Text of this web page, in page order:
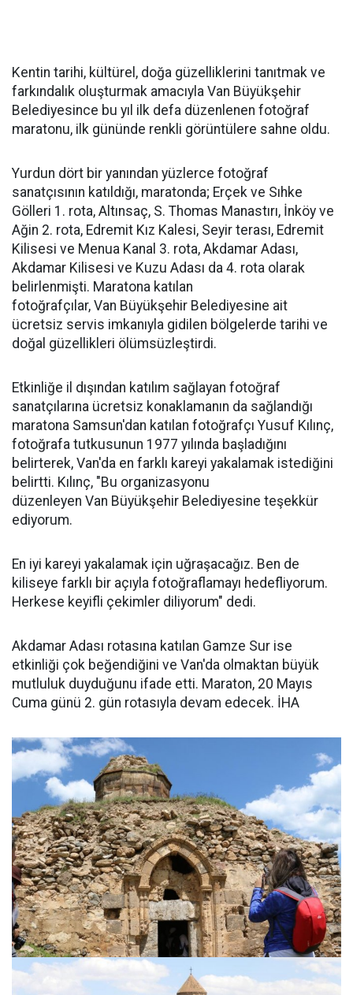
Kentin tarihi, kültürel, doğa güzelliklerini tanıtmak ve
farkındalık oluşturmak amacıyla Van Büyükşehir
Belediyesince bu yıl ilk defa düzenlenen fotoğraf
maratonu, ilk gününde renkli görüntülere sahne oldu.
Yurdun dört bir yanından yüzlerce fotoğraf
sanatçısının katıldığı, maratonda; Erçek ve Sıhke
Gölleri 1. rota, Altınsaç, S. Thomas Manastırı, İnköy ve
Ağin 2. rota, Edremit Kız Kalesi, Seyir terası, Edremit
Kilisesi ve Menua Kanal 3. rota, Akdamar Adası,
Akdamar Kilisesi ve Kuzu Adası da 4. rota olarak
belirlenmişti. Maratona katılan
fotoğrafçılar, Van Büyükşehir Belediyesine ait
ücretsiz servis imkanıyla gidilen bölgelerde tarihi ve
doğal güzellikleri ölümsüzleştirdi.
Etkinliğe il dışından katılım sağlayan fotoğraf
sanatçılarına ücretsiz konaklamanın da sağlandığı
maratona Samsun'dan katılan fotoğrafçı Yusuf Kılınç,
fotoğrafa tutkusunun 1977 yılında başladığını
belirterek, Van'da en farklı kareyi yakalamak istediğini
belirtti. Kılınç, "Bu organizasyonu
düzenleyen Van Büyükşehir Belediyesine teşekkür
ediyorum.
En iyi kareyi yakalamak için uğraşacağız. Ben de
kiliseye farklı bir açıyla fotoğraflamayı hedefliyorum.
Herkese keyifli çekimler diliyorum" dedi.
Akdamar Adası rotasına katılan Gamze Sur ise
etkinliği çok beğendiğini ve Van'da olmaktan büyük
mutluluk duyduğunu ifade etti. Maraton, 20 Mayıs
Cuma günü 2. gün rotasıyla devam edecek. İHA